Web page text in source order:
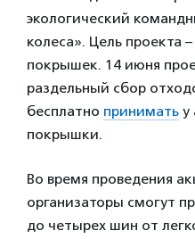
экологический
колеса». Цель проекта
покрышек. 14 июня
раздельный сбор
бесплатно принимать у
покрышки.
Во время проведения
организаторы смогут
до четырех шин от